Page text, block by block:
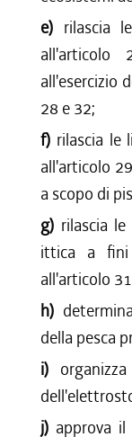
e) rilascia
all'articolo
all'esercizio
28 e 32;
f) rilascia le
all'articolo
a scopo di
g) rilascia
ittica a fini
all'articolo
h)
della pesca
i)
j) approva